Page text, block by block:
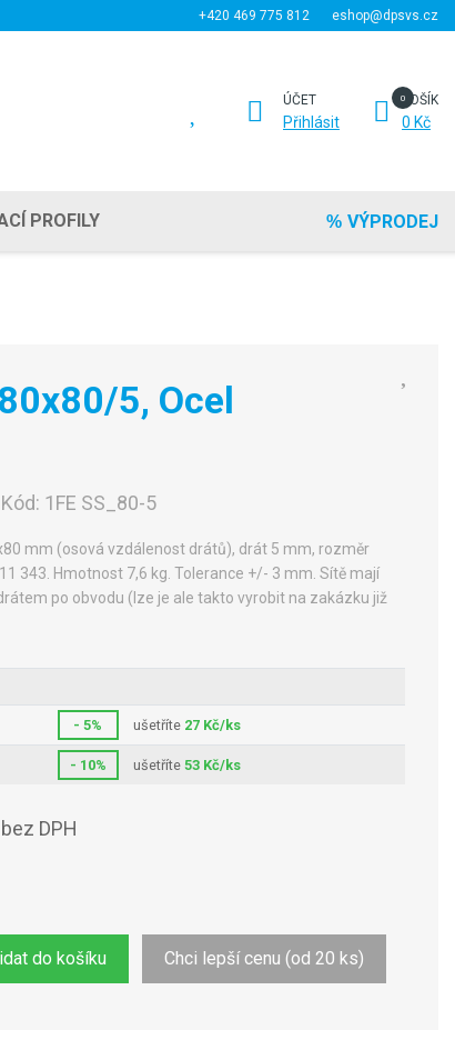
+420 469 775 812 eshop@dpsvs.cz
ÚČET
Přihlásit
KOŠÍK
0 Kč
PROFILY VÝPRODEJ
5, Ocel
Kód: 1FE SS_80-5
mm (osová vzdálenost drátů), drát 5 mm, rozměr
343. Hmotnost 7,6 kg. Tolerance +/- 3 mm. Sítě mají
po obvodu (lze je ale takto vyrobit na zakázku již
- 5% ušetříte 27 Kč/ks
- 10% ušetříte 53 Kč/ks
DPH
do košíku Chci lepší cenu (od 20 ks)